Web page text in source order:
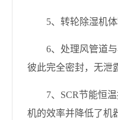
5、转轮除湿机
6、处理风管道
彼此完全密封，无泄
7、 SCR节能恒
机的效率并降低了机